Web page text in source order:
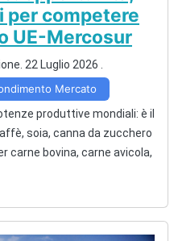
per competere
UE-Mercosur
22 Luglio 2026
Mercato
produttive mondiali: è il
soia, canna da zucchero
carne bovina, carne avicola,